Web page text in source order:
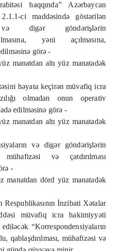
haqqında” Azərbaycan
ci maddəsində göstərilən
və digər göndərişlərin
yəni açılmasına,
görə -
manatdan altı yüz manatadək
həyata keçirən müvafiq icra
olmadan onun operativ
edilməsinə görə -
manatdan altı yüz manatadək
və digər göndərişlərin
mühafizəsi və çatdırılması
-
manatdan dörd yüz manatadək
Respublikasının İnzibati Xətalar
müvafiq icra hakimiyyəti
“Korrespondensiyaların
qablaşdırılması, mühafizəsi və